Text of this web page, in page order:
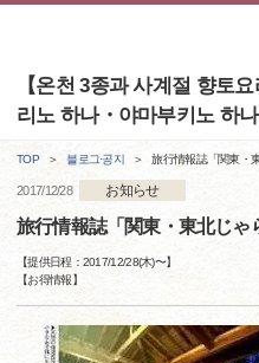
【온천 3종과 사계절 향토
리노 하나・야마부키노 하나
TOP 블로그·공지 旅行情報誌「関東・
2017/12/28 お知らせ
旅行情報誌「関東・東北じゃ
【提供日程：2017/12/28(木)〜】
【お得情報】